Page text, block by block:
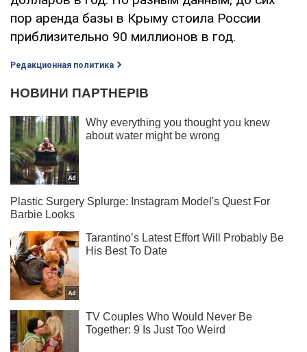
пор аренда базы в Крыму стоила России
приблизительно 90 миллионов в год.
Редакционная политика